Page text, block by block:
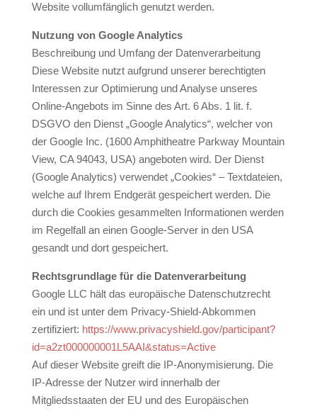
Website vollumfänglich genutzt werden.
Nutzung von Google Analytics
Beschreibung und Umfang der Datenverarbeitung
Diese Website nutzt aufgrund unserer berechtigten
Interessen zur Optimierung und Analyse unseres
Online-Angebots im Sinne des Art. 6 Abs. 1 lit. f.
DSGVO den Dienst „Google Analytics“, welcher von
der Google Inc. (1600 Amphitheatre Parkway Mountain
View, CA 94043, USA) angeboten wird. Der Dienst
(Google Analytics) verwendet „Cookies“ – Textdateien,
welche auf Ihrem Endgerät gespeichert werden. Die
durch die Cookies gesammelten Informationen werden
im Regelfall an einen Google-Server in den USA
gesandt und dort gespeichert.
Rechtsgrundlage für die Datenverarbeitung
Google LLC hält das europäische Datenschutzrecht
ein und ist unter dem Privacy-Shield-Abkommen
zertifiziert: https://www.privacyshield.gov/participant?
id=a2zt000000001L5AAI&status=Active
Auf dieser Website greift die IP-Anonymisierung. Die
IP-Adresse der Nutzer wird innerhalb der
Mitgliedsstaaten der EU und des Europäischen